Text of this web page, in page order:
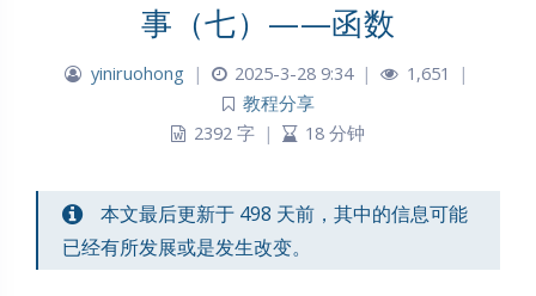
事（七）——函数
yiniruohong | 2025-3-28 9:34 | 1,651
|
教程分享
2392 字 | 18 分钟
本文最后更新于 498 天前，其中的信息可能
已经有所发展或是发生改变。